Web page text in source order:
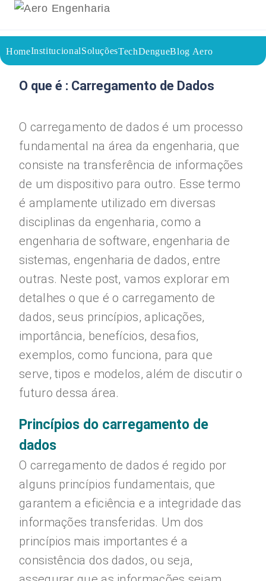
HomeInstitucionalSoluçõesTechDengueBlog Aero
26/07/2023
Voltar a página inicial do blog
O que é : Carregamento de Dados
O carregamento de dados é um processo
fundamental na área da engenharia, que
consiste na transferência de informações
de um dispositivo para outro. Esse termo
é amplamente utilizado em diversas
disciplinas da engenharia, como a
engenharia de software, engenharia de
sistemas, engenharia de dados, entre
outras. Neste post, vamos explorar em
detalhes o que é o carregamento de
dados, seus princípios, aplicações,
importância, benefícios, desafios,
exemplos, como funciona, para que
serve, tipos e modelos, além de discutir o
futuro dessa área.
Princípios do carregamento de
dados
O carregamento de dados é regido por
alguns princípios fundamentais, que
garantem a eficiência e a integridade das
informações transferidas. Um dos
princípios mais importantes é a
consistência dos dados, ou seja,